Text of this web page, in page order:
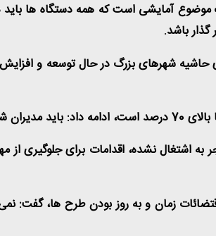
آمایشی است که همه دستگاه ها باید
باشد.
اشتغال نشده، اقدامات برای جلوگیری
زمان و به روز بودن طرح ها،